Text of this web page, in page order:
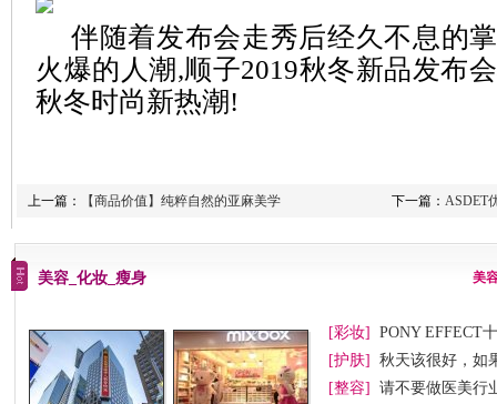
伴随着发布会走秀后经久不息的
火爆的人潮,顺子2019秋冬新品发布
秋冬时尚新热潮!
上一篇： 【商品价值】纯粹自然的亚麻美学 下一篇： ASDET
美容_化妆_瘦身 美
[彩妆]
PONY EFFECT
节妆
[护肤]
秋天该很好，如
[整容]
请不要做医美行